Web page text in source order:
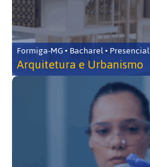
Formiga-MG • Bacharel • Presencial
Arquitetura e Urbanismo